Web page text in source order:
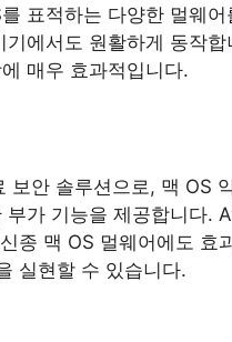
표적하는 다양한 멀웨
기에서도 원활하게 동작
매우 효과적입니다.
안 솔루션으로, 맥 OS
가 기능을 제공합니다.
종 맥 OS 멀웨어에도 효
실현할 수 있습니다.